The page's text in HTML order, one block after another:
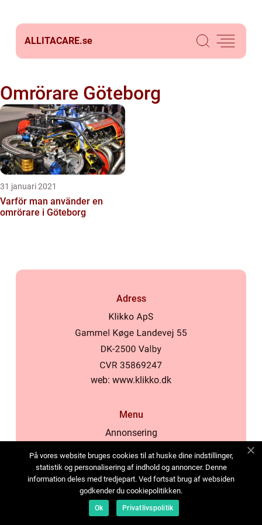
ALLITACARE.se
Omrörare Göteborg
31 januari 2021
Varför man använder en
omrörare i Göteborg
Adress
web: www.klikko.dk
Menu
Annonsering
Cookies
Kontakta oss
Sitemap
På vores website bruges cookies til at huske dine indstillinger,
statistik og personalisering af indhold og annoncer. Denne
information deles med tredjepart. Ved fortsat brug af websiden
godkender du cookiepolitikken.
Ok Privatlivspolitik